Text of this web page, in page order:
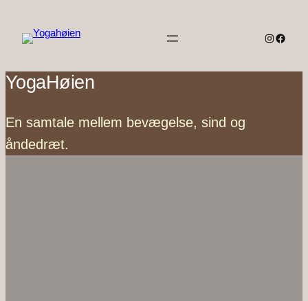
indhold
YogaHøien
En samtale mellem bevægelse, sind og
åndedræt.